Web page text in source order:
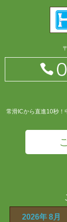
常滑ICから直進10秒！
2026年 8月